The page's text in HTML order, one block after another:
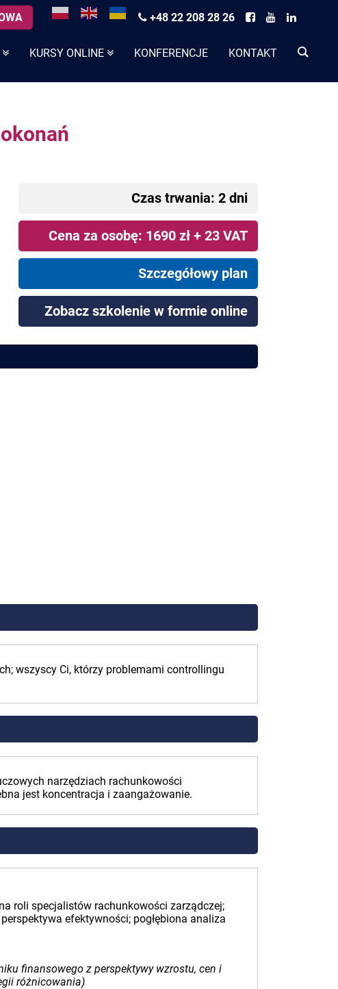
KURSY ONLINE KONFERENCJE KONTAKT
+48 22 208 28 26
Czas trwania: 2 dni
Cena za osobę: 1690 zł + 23 VAT
Szczegółowy plan
Zobacz szkolenie w formie online
wszyscy Ci, którzy problemami controllingu
narzędziach rachunkowości
jest koncentracja i zaangażowanie.
roli specjalistów rachunkowości zarządczej;
efektywności; pogłębiona analiza
finansowego z perspektywy wzrostu, cen i
różnicowania)